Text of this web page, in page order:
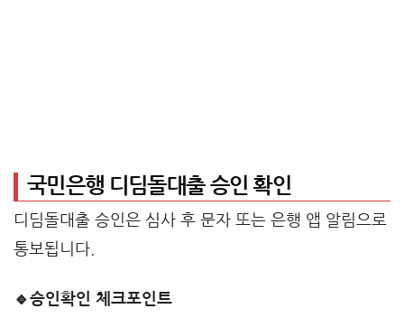
국민은행 디딤돌대출 승인 확인
디딤돌대출 승인은 심사 후 문자 또는 은행 앱 알림으로
통보됩니다.
🔹승인확인 체크포인트